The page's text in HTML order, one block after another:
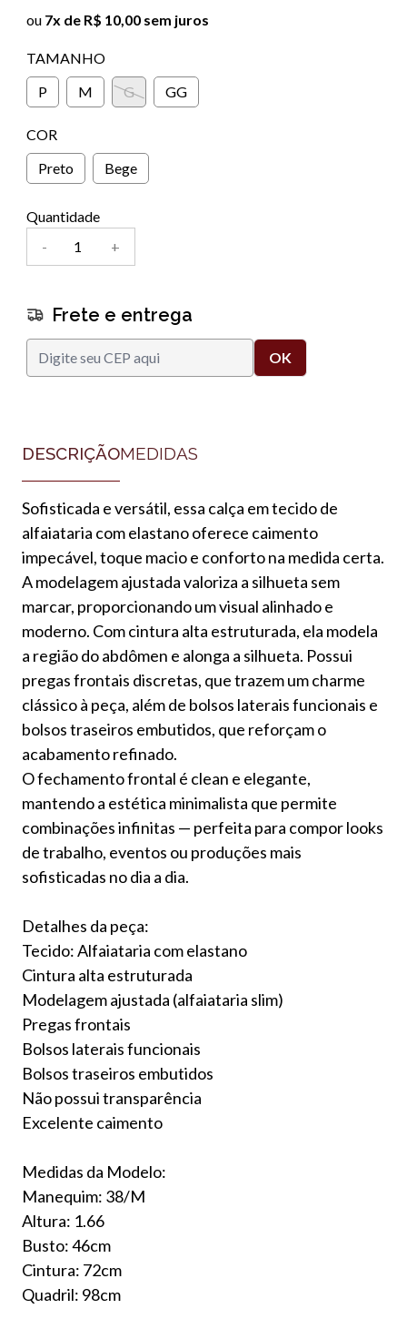
ou 7x de R$ 10,00 sem juros
TAMANHO
P
M G GG
COR
Preto
Bege
Quantidade
-
+
Frete e entrega
DESCRIÇÃOMEDIDAS
Sofisticada e versátil, essa calça em tecido de
alfaiataria com elastano oferece caimento
impecável, toque macio e conforto na medida certa.
A modelagem ajustada valoriza a silhueta sem
marcar, proporcionando um visual alinhado e
moderno. Com cintura alta estruturada, ela modela
a região do abdômen e alonga a silhueta. Possui
pregas frontais discretas, que trazem um charme
clássico à peça, além de bolsos laterais funcionais e
bolsos traseiros embutidos, que reforçam o
acabamento refinado.
O fechamento frontal é clean e elegante,
mantendo a estética minimalista que permite
combinações infinitas — perfeita para compor looks
de trabalho, eventos ou produções mais
sofisticadas no dia a dia.
Detalhes da peça:
Tecido: Alfaiataria com elastano
Cintura alta estruturada
Modelagem ajustada (alfaiataria slim)
Pregas frontais
Bolsos laterais funcionais
Bolsos traseiros embutidos
Não possui transparência
Excelente caimento
Medidas da Modelo:
Manequim: 38/M
Altura: 1.66
Busto: 46cm
Cintura: 72cm
Quadril: 98cm